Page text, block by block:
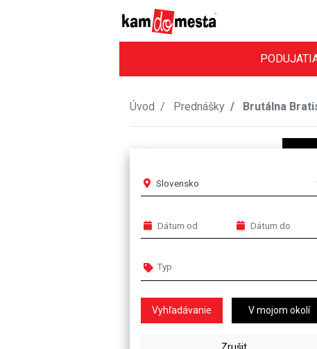
Úvod Prednášky Brutálna
Slovensko
V mojom okolí